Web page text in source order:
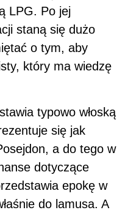
LPG. Po jej
staną się dużo
o tym, aby
który ma wiedzę
typowo włoską
się jak
a do tego w
dotyczące
epokę w
do lamusa. A